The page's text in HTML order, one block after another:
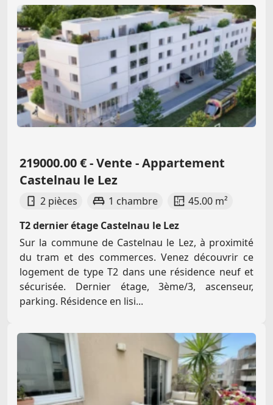
219000.00 € - Vente - Appartement
Castelnau le Lez
2 pièces 1 chambre
45.00 m²
T2 dernier étage Castelnau le Lez
Sur la commune de Castelnau le Lez, à proximité
du tram et des commerces. Venez découvrir ce
logement de type T2 dans une résidence neuf et
sécurisée. Dernier étage, 3ème/3, ascenseur,
parking. Résidence en lisi...